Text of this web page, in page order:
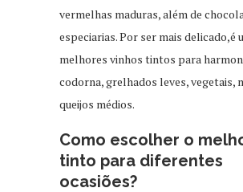
vermelhas maduras, além de
especiarias. Por ser mais delicado,é
melhores vinhos tintos para
codorna, grelhados leves, vegetais,
queijos médios.
Como escolher o
tinto para diferentes
ocasiões?